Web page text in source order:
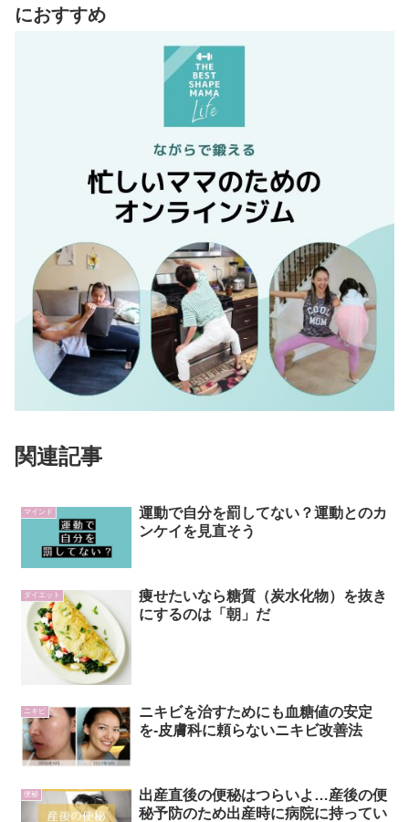
におすすめ
関連記事
マインド
運動で自分を罰してない？運動とのカ
ンケイを見直そう
ダイエット
痩せたいなら糖質（炭水化物）を抜き
にするのは「朝」だ
ニキビ
ニキビを治すためにも血糖値の安定
を-皮膚科に頼らないニキビ改善法
便秘
出産直後の便秘はつらいよ…産後の便
秘予防のため出産時に病院に持ってい